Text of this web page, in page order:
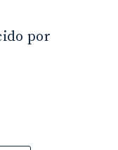
por